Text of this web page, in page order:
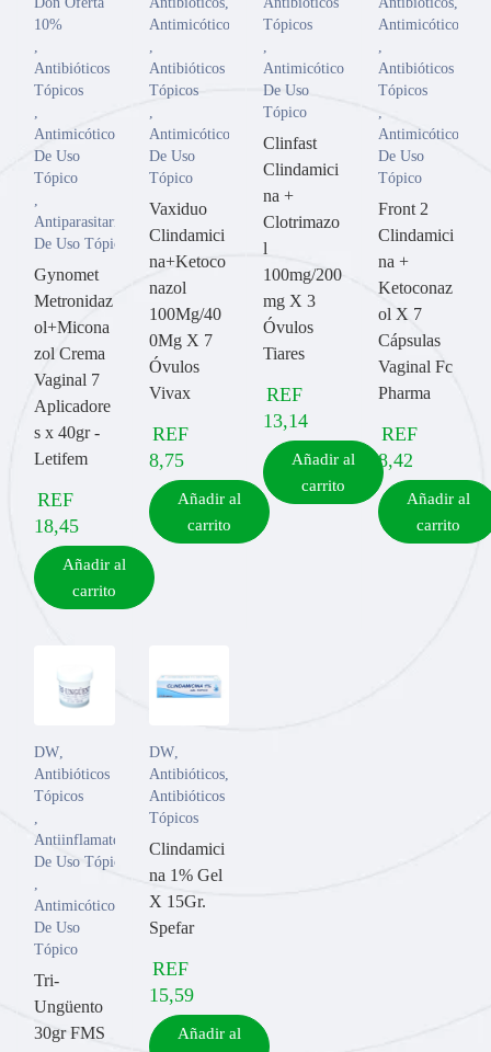
10%
Antibióticos
Tópicos
Antimicóticos
De Uso
Tópico
Antiparasitarios
De Uso Tópico
Gynomet
Metronidaz
ol+Micona
zol Crema
Vaginal 7
Aplicadore
s x 40gr -
Letifem
REF
18,45
Añadir al
carrito
Antimicóticos
Antibióticos
Tópicos
Antimicóticos
De Uso
Tópico
Vaxiduo
Clindamici
na+Ketoco
nazol
100Mg/40
0Mg X 7
Óvulos
Vivax
REF
8,75
Añadir al
carrito
Tópicos
Antimicóticos
De Uso
Tópico
Clinfast
Clindamici
na +
Clotrimazo
l
100mg/200
mg X 3
Óvulos
Tiares
REF
13,14
Añadir al
carrito
Antimicóticos
Antibióticos
Tópicos
Antimicóticos
De Uso
Tópico
Front 2
Clindamici
na +
Ketoconaz
ol X 7
Cápsulas
Vaginal Fc
Pharma
REF
8,42
Añadir al
carrito
DW,
Antibióticos
Tópicos
,
Antiinflamatorios
De Uso Tópico
,
Antimicóticos
De Uso
Tópico
Tri-
Ungüento
30gr FMS
DW,
Antibióticos,
Antibióticos
Tópicos
Clindamici
na 1% Gel
X 15Gr.
Spefar
REF
15,59
Añadir al